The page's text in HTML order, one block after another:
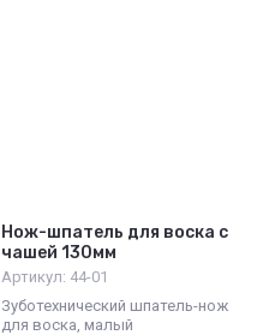
Нож-шпатель для воска с
чашей 130мм
Артикул: 44-01
Зуботехнический шпатель-нож
для воска, малый